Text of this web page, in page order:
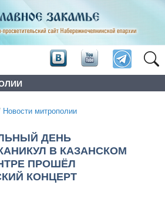
Новости митрополии
ДЕНЬ
В КАЗАНСКОМ
ПРОШЁЛ
КОНЦЕРТ